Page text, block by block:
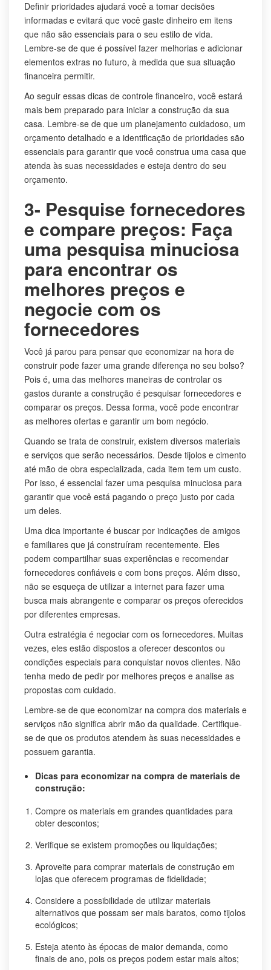
Definir prioridades ajudará você a tomar decisões
informadas e evitará que você gaste dinheiro em itens
que não são essenciais para o seu estilo de vida.
Lembre-se de que é possível fazer melhorias e adicionar
elementos extras no futuro, à medida que sua situação
financeira permitir.
Ao seguir essas dicas de controle financeiro, você estará
mais bem preparado para iniciar a construção da sua
casa. Lembre-se de que um planejamento cuidadoso, um
orçamento detalhado e a identificação de prioridades são
essenciais para garantir que você construa uma casa que
atenda às suas necessidades e esteja dentro do seu
orçamento.
3- Pesquise fornecedores
e compare preços: Faça
uma pesquisa minuciosa
para encontrar os
melhores preços e
negocie com os
fornecedores
Você já parou para pensar que economizar na hora de
construir pode fazer uma grande diferença no seu bolso?
Pois é, uma das melhores maneiras de controlar os
gastos durante a construção é pesquisar fornecedores e
comparar os preços. Dessa forma, você pode encontrar
as melhores ofertas e garantir um bom negócio.
Quando se trata de construir, existem diversos materiais
e serviços que serão necessários. Desde tijolos e cimento
até mão de obra especializada, cada item tem um custo.
Por isso, é essencial fazer uma pesquisa minuciosa para
garantir que você está pagando o preço justo por cada
um deles.
Uma dica importante é buscar por indicações de amigos
e familiares que já construíram recentemente. Eles
podem compartilhar suas experiências e recomendar
fornecedores confiáveis e com bons preços. Além disso,
não se esqueça de utilizar a internet para fazer uma
busca mais abrangente e comparar os preços oferecidos
por diferentes empresas.
Outra estratégia é negociar com os fornecedores. Muitas
vezes, eles estão dispostos a oferecer descontos ou
condições especiais para conquistar novos clientes. Não
tenha medo de pedir por melhores preços e analise as
propostas com cuidado.
Lembre-se de que economizar na compra dos materiais e
serviços não significa abrir mão da qualidade. Certifique-
se de que os produtos atendem às suas necessidades e
possuem garantia.
Dicas para economizar na compra de materiais de
construção:
Compre os materiais em grandes quantidades para
obter descontos;
Verifique se existem promoções ou liquidações;
Aproveite para comprar materiais de construção em
lojas que oferecem programas de fidelidade;
Considere a possibilidade de utilizar materiais
alternativos que possam ser mais baratos, como tijolos
ecológicos;
Esteja atento às épocas de maior demanda, como
finais de ano, pois os preços podem estar mais altos;